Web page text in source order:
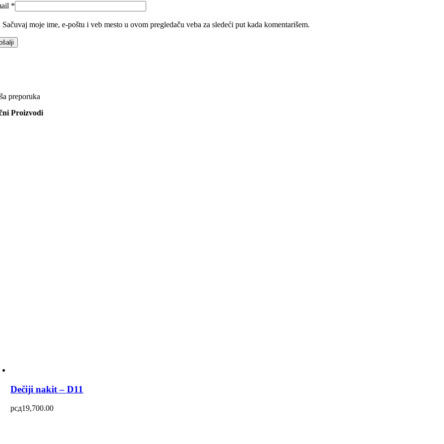
*
Sačuvaj moje ime, e-poštu i veb mesto u ovom pregledaču veba za sledeći put kada komentarišem.
preporuka
Proizvodi
Dečiji nakit – D11
рсд19,700.00